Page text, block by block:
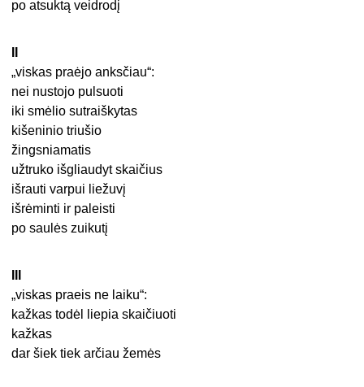
po atsuktą veidrodį
„viskas praėjo anksčiau“:
nei nustojo pulsuoti
iki smėlio sutraiškytas
kišeninio triušio
žingsniamatis
užtruko išgliaudyt skaičius
išrauti varpui liežuvį
išrėminti ir paleisti
po saulės zuikutį
„viskas praeis ne laiku“:
kažkas todėl liepia skaičiuoti
kažkas
dar šiek tiek arčiau žemės